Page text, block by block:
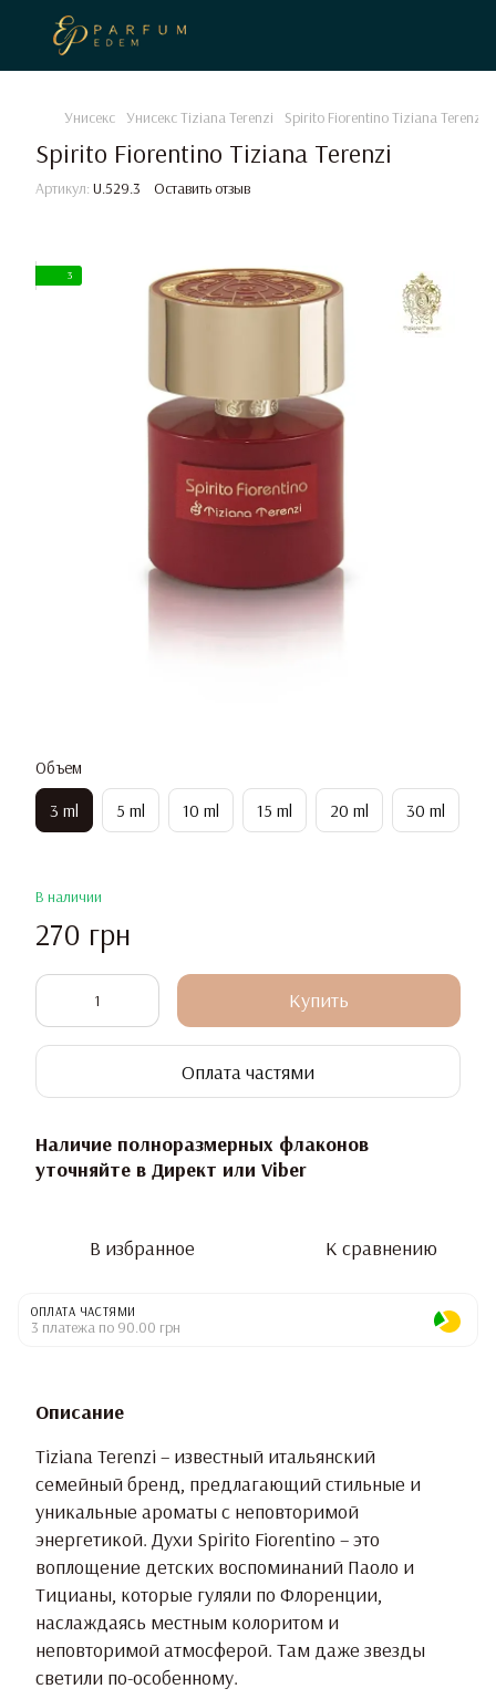
Унисекс Унисекс Tiziana Terenzi Spirito Fiorentino Tiziana Terenzi
Spirito Fiorentino Tiziana Terenzi
Артикул: U.529.3 Оставить отзыв
3
Объем
3 ml 5 ml 10 ml 15 ml 20 ml 30 ml
В наличии
270 грн
Купить
Оплата частями
Наличие полноразмерных флаконов
уточняйте в Директ или Viber
В избранное К сравнению
ОПЛАТА ЧАСТЯМИ
3 платежа по 90.00 грн
Описание
Tiziana Terenzi – известный итальянский
семейный бренд, предлагающий стильные и
уникальные ароматы с неповторимой
энергетикой. Духи Spirito Fiorentino – это
воплощение детских воспоминаний Паоло и
Тицианы, которые гуляли по Флоренции,
наслаждаясь местным колоритом и
неповторимой атмосферой. Там даже звезды
светили по-особенному.